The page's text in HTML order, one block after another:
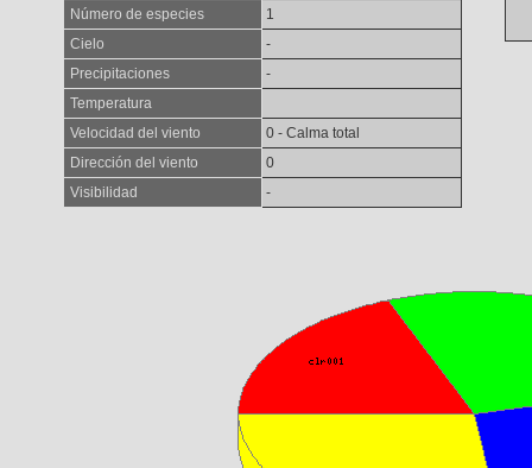
Número de especies
1
Cielo
-
Precipitaciones
-
Temperatura
Velocidad del viento
0 - Calma total
Dirección del viento
0
Visibilidad
-